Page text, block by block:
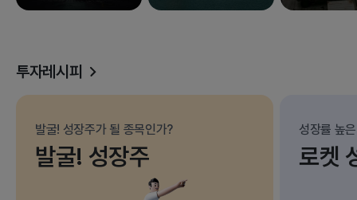
17종목
삼성전자 외 17종목
속 널뛰는 증시
투자레시피
발굴! 성장주가 될 종목인가?
발굴! 성장주
성장률 높
로켓